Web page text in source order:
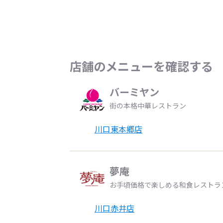
店舗のメニューを確認する
バーミヤン
街の本格中華レストラン
川口東本郷店
夢庵
お手頃価格で楽しめる和食レストラ
川口赤井店